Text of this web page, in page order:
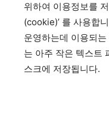
위하여 이용정보를
(cookie)’ 를 사용합
운영하는데 이용되
는 아주 작은 텍스트
스크에 저장됩니다.